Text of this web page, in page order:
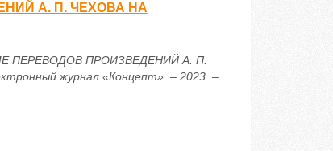
А. П. ЧЕХОВА НА
ПЕРЕВОДОВ ПРОИЗВЕДЕНИЙ А. П.
журнал «Концепт». – 2023. – .